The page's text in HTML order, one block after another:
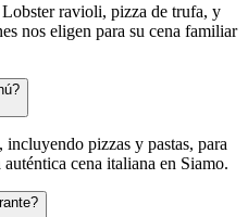
ravioli, pizza de trufa, y
nos eligen para su cena familiar
pizzas y pastas, para
cena italiana en Siamo.